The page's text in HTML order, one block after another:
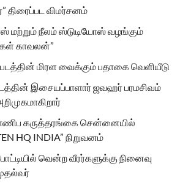
திரைப்பட விமர்சனம்
மற்றும் நீலம் ஸ்டுடியோஸ் வழங்கும்
காவலன்”
மிரள வைக்கும் பதாகை வெளியீடு
இசையப்பாளார் ஜவஹர் பரமசிவம்
கருத்தரங்கை சென்னையில்
HQ INDIA” நிறுவனம்
வென்ற வீரர்களுக்கு நினைவு